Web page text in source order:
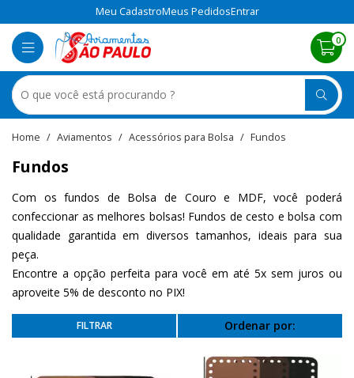
Meu CadastroMeus PedidosEntrar
0
Aviamentos Acessórios para Bolsa Fundos
Fundos
Com os fundos de Bolsa de Couro e MDF, você poderá
confeccionar as melhores bolsas! Fundos de cesto e bolsa com
qualidade garantida em diversos tamanhos, ideais para sua
peça.
Encontre a opção perfeita para você em até 5x sem juros ou
aproveite 5% de desconto no PIX!
Ordenar por: